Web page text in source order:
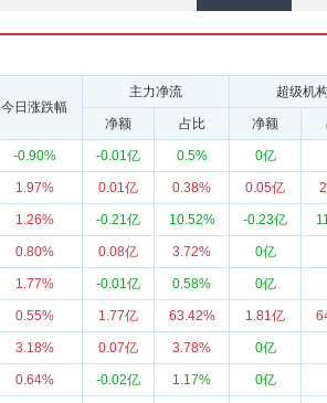
今日涨跌幅
主力净流 超级机
净额 占比 净额
-0.90% -0.01亿 0.5% 0亿
1.97% 0.01亿 0.38% 0.05亿
1.26% -0.21亿 10.52% -0.23亿
0.80% 0.08亿 3.72% 0亿
1.77% -0.01亿 0.58% 0亿
0.55% 1.77亿 63.42% 1.81亿
3.18% 0.07亿 3.78% 0亿
0.64% -0.02亿 1.17% 0亿